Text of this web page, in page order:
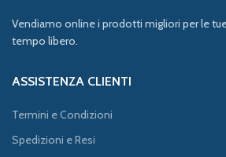
Vendiamo online i prodotti migliori per le
tempo libero.
ASSISTENZA CLIENTI
Termini e Condizioni
Spedizioni e Resi